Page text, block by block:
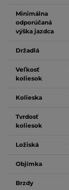
Minimálna
odporúčaná
výška jazdca
Držadlá
Veľkosť
koliesok
Kolieska
Tvrdosť
koliesok
Ložiská
Objímka
Brzdy